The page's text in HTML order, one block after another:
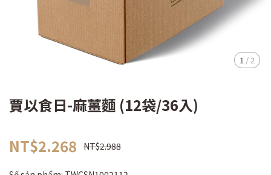
1 / 2
賈以食日-麻薑麵 (12袋/36入)
NT$2.268 NT$2.988